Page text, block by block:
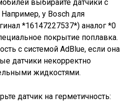
выбирайте датчики с
у Bosch для
*16147227537*) аналог *0
покрытие поплавка.
с системой AdBlue, если она
датчики некорректно
жидкостями.
датчик на герметичность: